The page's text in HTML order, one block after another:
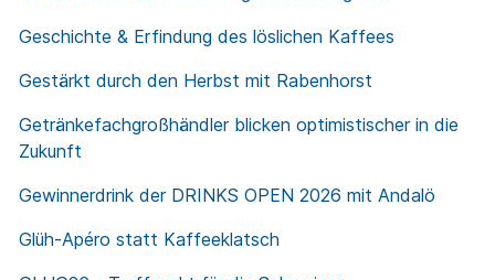
Geschichte & Erfindung des löslichen Kaffees
Gestärkt durch den Herbst mit Rabenhorst
Getränkefachgroßhändler blicken optimistischer in die
Zukunft
Gewinnerdrink der DRINKS OPEN 2026 mit Andalö
Glüh-Apéro statt Kaffeeklatsch